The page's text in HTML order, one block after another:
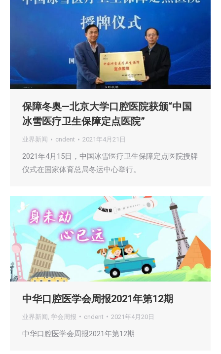
保障冬奥—北京大学口腔医院获颁“中国
冰雪医疗卫生保障定点医院”
业界新闻 cndent 2021年4月21日
2021年4月15日，中国冰雪医疗卫生保障定点医院授牌
仪式在国家体育总局冬运中心举行。
中华口腔医学会周报2021年第12期
业界新闻 学会周报 cndent 2021年4月20日
中华口腔医学会周报2021年第12期